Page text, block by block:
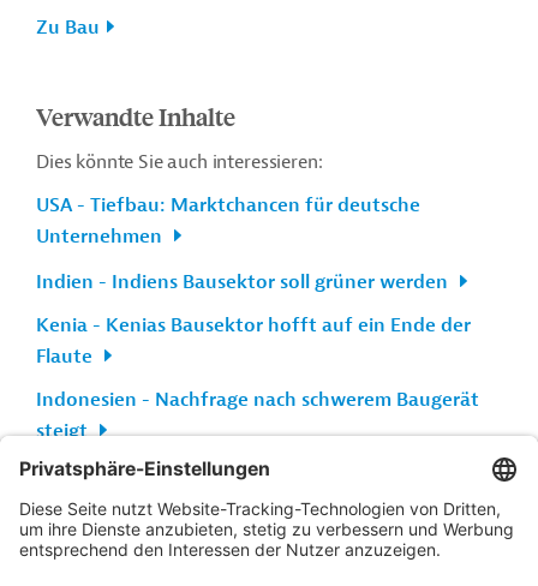
Zu Bau
Verwandte Inhalte
Dies könnte Sie auch interessieren:
USA - Tiefbau: Marktchancen für deutsche
Unternehmen
Indien - Indiens Bausektor soll grüner werden
Kenia - Kenias Bausektor hofft auf ein Ende der
Flaute
Indonesien - Nachfrage nach schwerem Baugerät
steigt